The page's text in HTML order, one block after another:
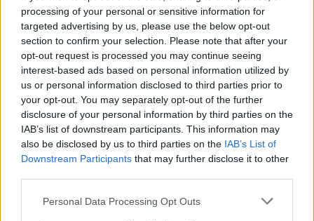
processing of your personal or sensitive information for
targeted advertising by us, please use the below opt-out
section to confirm your selection. Please note that after your
opt-out request is processed you may continue seeing
interest-based ads based on personal information utilized by
us or personal information disclosed to third parties prior to
your opt-out. You may separately opt-out of the further
disclosure of your personal information by third parties on the
IAB’s list of downstream participants. This information may
also be disclosed by us to third parties on the IAB’s List of
Downstream Participants that may further disclose it to other
Please note that this website/app uses one or more Google
Personal Data Processing Opt Outs
κυρίως με αναπνευστικά, ενώ ένα άτομο που
έπεσε από τον πρώτο όροφο νοσηλεύεται με
ορθοπεδικά προβλήματα.
ΔΙΑΦΗΜΙΣΗ